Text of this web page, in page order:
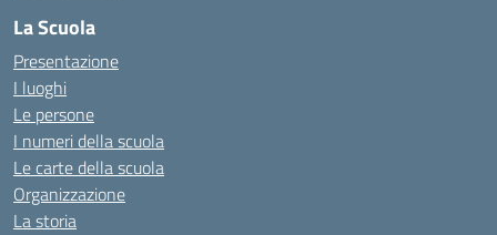
La Scuola
Presentazione
I luoghi
Le persone
I numeri della scuola
Le carte della scuola
Organizzazione
La storia